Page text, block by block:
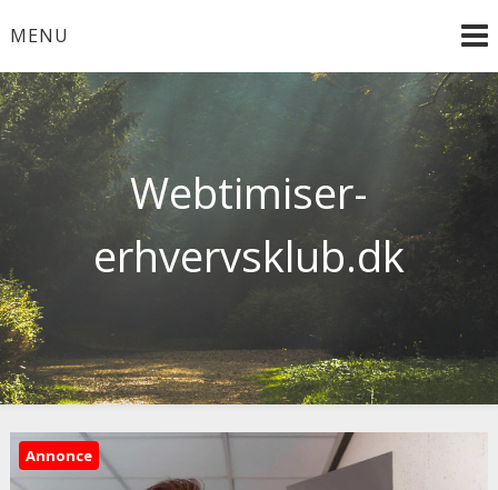
toMENU
Webtimiser-
erhvervsklub.dk
Annonce